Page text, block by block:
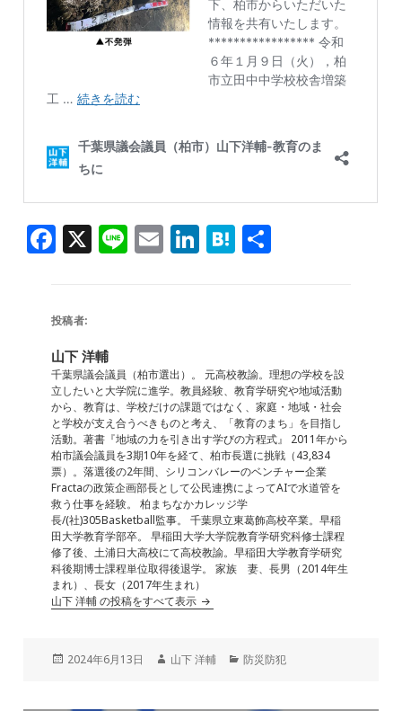
F
e
b
o
o
k
X Li E Li
n
H
投稿者:
山下 洋輔
千葉県議会議員（柏市選出）。 元高校教諭。理想の学校を設
立したいと大学院に進学。教員経験、教育学研究や地域活動
から、教育は、学校だけの課題ではなく、家庭・地域・社会
と学校が支え合うべきものと考え、「教育のまち」を目指し
活動。著書『地域の力を引き出す学びの方程式』 2011年から
柏市議会議員を3期10年を経て、柏市長選に挑戦（43,834
票）。落選後の2年間、シリコンバレーのベンチャー企業
Fractaの政策企画部長として公民連携によってAIで水道管を
救う仕事を経験。 柏まちなかカレッジ学
長/(社)305Basketball監事。 千葉県立東葛飾高校卒業。早稲
田大学教育学部卒。 早稲田大学大学院教育学研究科修士課程
修了後、土浦日大高校にて高校教諭。早稲田大学教育学研究
科後期博士課程単位取得後退学。 家族 妻、長男（2014年生
まれ）、長女（2017年生まれ）
山下 洋輔 の投稿をすべて表示
投
2024年6月13日
作
山下 洋輔
カ
リ
防災防犯